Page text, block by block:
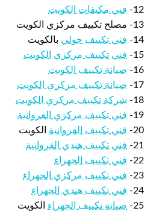
12-
فني مكيفات الكويت
13- مصلح تكييف مركزي الكويت
14-
فني تكييف حولي بالكويت
15-
فني تكييف مركزي الكويت
16-
صيانة تكييف الكويت
17-
صيانة تكييف مركزي الكويت
18-
شركة تكييف مركزي الكويت
19-
فني تكييف مركزي الفروانية
20-
فني تكييف الفروانية الكويت
21-
فني تكييف هندي الفروانية
22-
فني تكييف الجهراء
23-
فني تكييف مركزي الجهراء
24-
فني تكييف هندي الجهراء
25-
صيانة تكييف الجهراء الكويت